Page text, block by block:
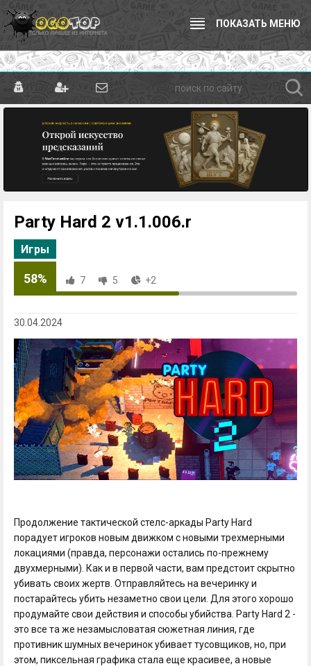
ПОКАЗАТЬ МЕНЮ
Party Hard 2 v1.1.006.r
Игры
58% 7 5 +2
30.04.2024
Продолжение тактической стелс-аркады Party Hard
порадует игроков новым движком с новыми трехмерными
локациями (правда, персонажи остались по-прежнему
двухмерными). Как и в первой части, вам предстоит скрытно
убивать своих жертв. Отправляйтесь на вечеринку и
постарайтесь убить незаметно свои цели. Для этого хорошо
продумайте свои действия и способы убийства. Party Hard 2 -
это все та же незамысловатая сюжетная линия, где
противник шумных вечеринок убивает тусовщиков, но, при
этом, пиксельная графика стала еще красивее, а новые